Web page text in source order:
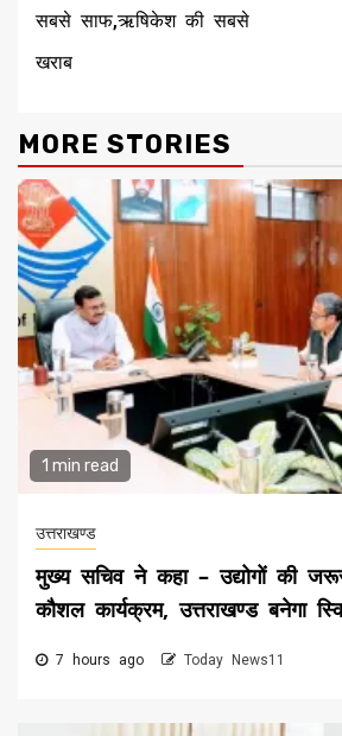
सबसे साफ,ऋषिकेश की सबसे
खराब
MORE STORIES
1 min read
उत्तराखण्ड
मुख्य सचिव ने कहा – उद्योगों की
कौशल कार्यक्रम, उत्तराखण्ड बनेगा
7 hours ago Today News11